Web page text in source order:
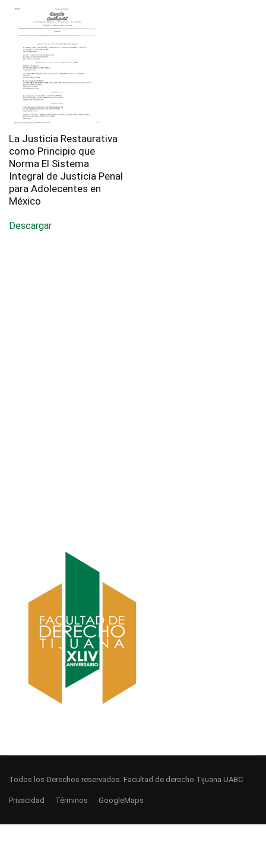
La Justicia Restaurativa
como Principio que
Norma El Sistema
Integral de Justicia Penal
para Adolecentes en
México
Descargar
Todos los Derechos reservados. Facultad de derecho Tijuana UABC
Privacidad Términos GoogleMaps